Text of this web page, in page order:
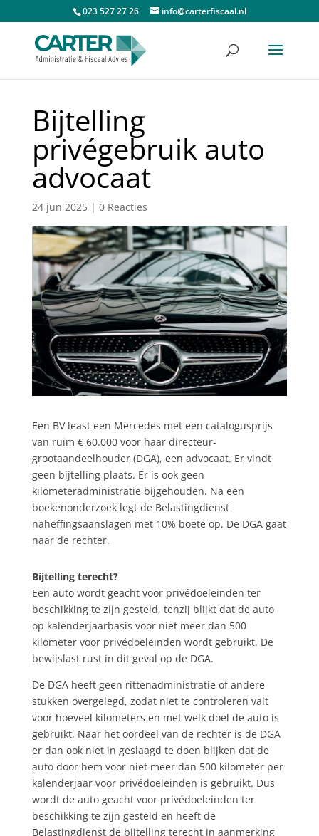
023 527 27 26 info@carterfiscaal.nl
Bijtelling
privégebruik auto
advocaat
24 jun 2025| 0 Reacties
Een BV least een Mercedes met een catalogusprijs
van ruim € 60.000 voor haar directeur-
grootaandeelhouder (DGA), een advocaat. Er vindt
geen bijtelling plaats. Er is ook geen
kilometeradministratie bijgehouden. Na een
boekenonderzoek legt de Belastingdienst
naheffingsaanslagen met 10% boete op. De DGA gaat
naar de rechter.
Bijtelling terecht?
Een auto wordt geacht voor privédoeleinden ter
beschikking te zijn gesteld, tenzij blijkt dat de auto
op kalenderjaarbasis voor niet meer dan 500
kilometer voor privédoeleinden wordt gebruikt. De
bewijslast rust in dit geval op de DGA.
De DGA heeft geen rittenadministratie of andere
stukken overgelegd, zodat niet te controleren valt
voor hoeveel kilometers en met welk doel de auto is
gebruikt. Naar het oordeel van de rechter is de DGA
er dan ook niet in geslaagd te doen blijken dat de
auto door hem voor niet meer dan 500 kilometer per
kalenderjaar voor privédoeleinden is gebruikt. Dus
wordt de auto geacht voor privédoeleinden ter
beschikking te zijn gesteld en heeft de
Belastingdienst de bijtelling terecht in aanmerking